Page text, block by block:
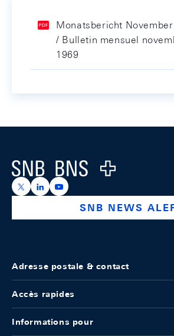
Monatsbericht
/ Bulletin mensuel
1969
Logo
https://x.com/snb_bns
https://ch.linkedin.com/
https://
SNB NEWS
Adresse postale & contact
Accès rapides
Informations pour